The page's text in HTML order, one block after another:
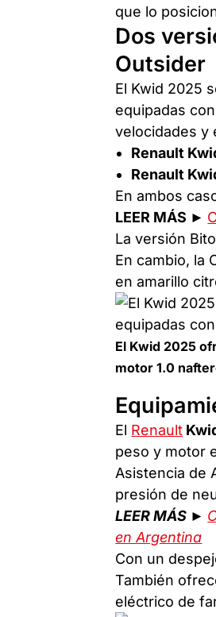
que lo
Dos
Outsider
El Kwid 2025
equipadas con
velocidades y
Renault
Renault
En ambos
LEER MÁS ►
La versión
En cambio, la
en amarillo
El Kwid 2025
motor 1.0
El Renault
peso y motor
Asistencia de
presión de
LEER MÁS ►
en Argentina
Con un
También
eléctrico de